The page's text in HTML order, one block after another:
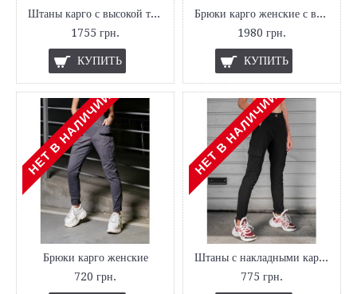
Штаны карго с высокой талией
1755 грн.
КУПИТЬ
Брюки карго женские с высокой талией
1980 грн.
КУПИТЬ
НЕТ В НАЛИЧИИ
Брюки карго женские
720 грн.
НЕТ В НАЛИЧИИ
Штаны с накладными карманами женские
775 грн.